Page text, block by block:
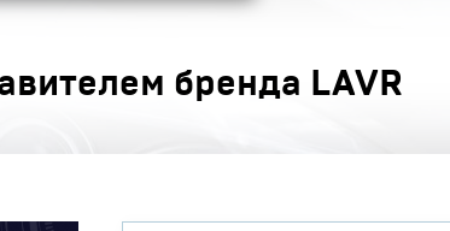
бренда LAVR